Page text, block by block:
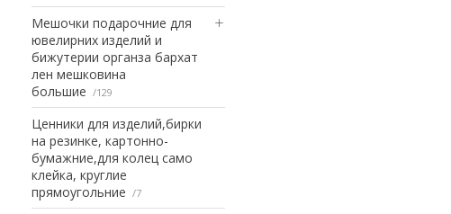
Мешочки подарочние для
ювелирних изделий и
бижутерии органза бархат
лен мешковина
большие
129
Ценники для изделий,бирки
на резинке, картонно-
бумажние,для колец само
клейка, круглие
прямоугольние
7